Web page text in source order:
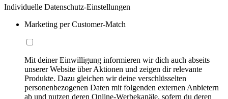
Individuelle Datenschutz-Einstellungen
Marketing per Customer-Match
Mit deiner Einwilligung informieren wir dich auch abseits
unserer Website über Aktionen und zeigen dir relevante
Produkte. Dazu gleichen wir deine verschlüsselten
personenbezogenen Daten mit folgenden externen Anbietern
ab und nutzen deren Online-Werbekanäle, sofern du deren